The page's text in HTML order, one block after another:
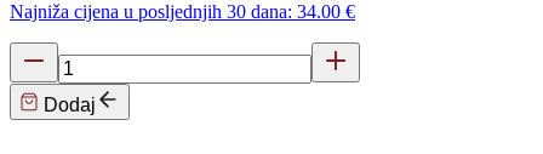
Najniža cijena u posljednjih 30 dana: 34.00 €
Dodaj